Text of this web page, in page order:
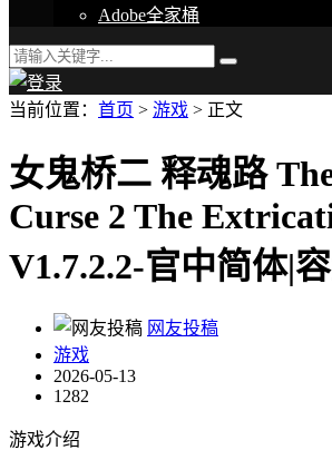
Adobe全家桶
当前位置： 首页 > 游戏 > 正文
女鬼桥二 释魂路
Curse 2 The
V1.7.2.2-官中简体|
网友投稿
游戏
2026-05-13
1282
游戏介绍